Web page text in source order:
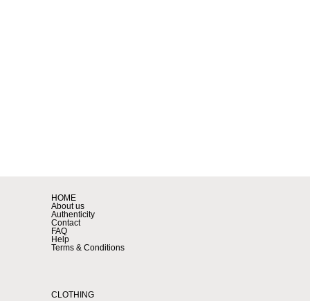
HOME
About us
Authenticity
Contact
FAQ
Help
Terms & Conditions
CLOTHING